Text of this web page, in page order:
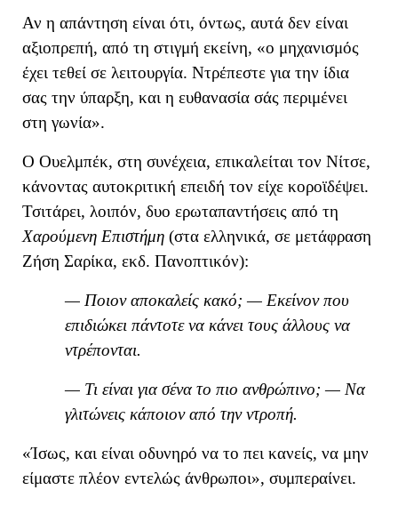
Αν η απάντηση είναι ότι, όντως, αυτά δεν είναι
αξιοπρεπή, από τη στιγμή εκείνη, «ο μηχανισμός
έχει τεθεί σε λειτουργία. Ντρέπεστε για την ίδια
σας την ύπαρξη, και η ευθανασία σάς περιμένει
στη γωνία».
Ο Ουελμπέκ, στη συνέχεια, επικαλείται τον Νίτσε,
κάνοντας αυτοκριτική επειδή τον είχε κοροϊδέψει.
Τσιτάρει, λοιπόν, δυο ερωταπαντήσεις από τη
Χαρούμενη Επιστήμη (στα ελληνικά, σε μετάφραση
Ζήση Σαρίκα, εκδ. Πανοπτικόν):
— Ποιον αποκαλείς κακό; — Εκείνον που
επιδιώκει πάντοτε να κάνει τους άλλους να
ντρέπονται.
— Τι είναι για σένα το πιο ανθρώπινο; — Να
γλιτώνεις κάποιον από τηνντροπή.
«Ίσως, και είναι οδυνηρό να το πει κανείς, να μην
είμαστε πλέον εντελώς άνθρωποι», συμπεραίνει.